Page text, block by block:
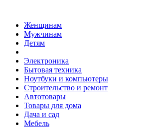
Женщинам
Мужчинам
Детям
Электроника
Бытовая техника
Ноутбуки и компьютеры
Строительство и ремонт
Автотовары
Товары для дома
Дача и сад
Мебель